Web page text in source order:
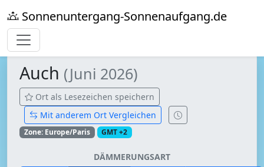
Sonnenuntergang-Sonnenaufgang.de
Auch (Juni 2026)
Ort als Lesezeichen speichern
Mit anderem Ort Vergleichen
Zone: Europe/Paris GMT +2
DÄMMERUNGSART